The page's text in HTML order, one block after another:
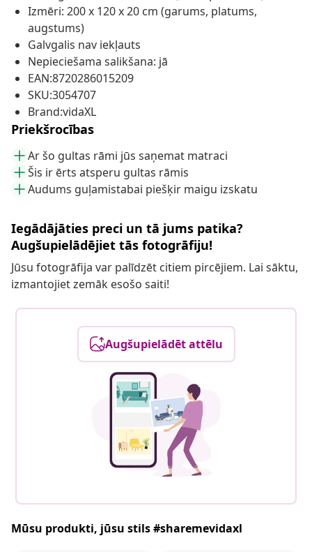
Izmēri: 200 x 120 x 20 cm (garums, platums,
augstums)
Galvgalis nav iekļauts
Nepieciešama salikšana: jā
EAN:8720286015209
SKU:3054707
Brand:vidaXL
Priekšrocības
Ar šo gultas rāmi jūs saņemat matraci
Šis ir ērts atsperu gultas rāmis
Audums guļamistabai piešķir maigu izskatu
Iegādājāties preci un tā jums patika?
Augšupielādējiet tās fotogrāfiju!
Jūsu fotogrāfija var palīdzēt citiem pircējiem. Lai sāktu,
izmantojiet zemāk esošo saiti!
Augšupielādēt attēlu
Mūsu produkti, jūsu stils #sharemevidaxl